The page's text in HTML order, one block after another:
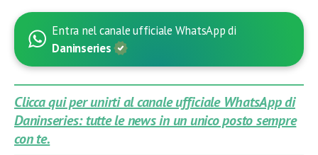
Entra nel canale ufficiale WhatsApp di
Daninseries
Clicca qui per unirti al canale ufficiale WhatsApp di
Daninseries: tutte le news in un unico posto sempre
con te.